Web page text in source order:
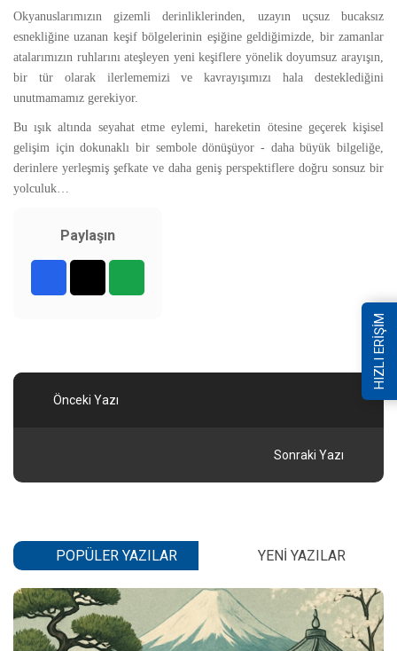
Okyanuslarımızın gizemli derinliklerinden, uzayın uçsuz bucaksız
esnekliğine uzanan keşif bölgelerinin eşiğine geldiğimizde, bir zamanlar
atalarımızın ruhlarını ateşleyen yeni keşiflere yönelik doyumsuz arayışın,
bir tür olarak ilerlememizi ve kavrayışımızı hala desteklediğini
unutmamamız gerekiyor.
Bu ışık altında seyahat etme eylemi, hareketin ötesine geçerek kişisel
gelişim için dokunaklı bir sembole dönüşüyor - daha büyük bilgeliğe,
derinlere yerleşmiş şefkate ve daha geniş perspektiflere doğru sonsuz bir
yolculuk…
Paylaşın
Önceki Yazı
Sonraki Yazı
POPÜLER YAZILAR YENI YAZILAR
HIZLI ERİŞİM